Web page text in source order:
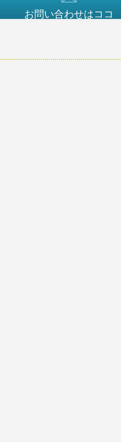
お問い合わせはココ